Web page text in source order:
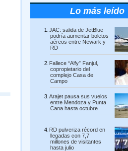
Lo más leído
JAC: salida de JetBlue
podría aumentar boletos
aéreos entre Newark y
RD
Fallece “Alfy” Fanjul,
copropietario del
complejo Casa de
Campo
Arajet pausa sus vuelos
entre Mendoza y Punta
Cana hasta octubre
RD pulveriza récord en
llegadas con 7,7
millones de visitantes
hasta julio